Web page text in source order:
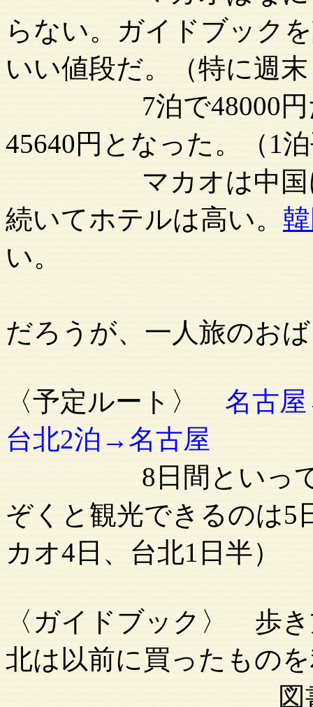
らない。ガイドブック
いい値段だ。（特に週
7泊で48000円だが
45640円となった。（1
マカオは中国に返
続いてホテルは高い。
い。
だろうが、一人旅のお
〈予定ルート〉 名古
台北2泊→名古屋
8日間といっても
ぞくと観光できるのは5
カオ4日、台北1日半）
〈ガイドブック〉 歩
北は以前に買ったもの
図書館や書店